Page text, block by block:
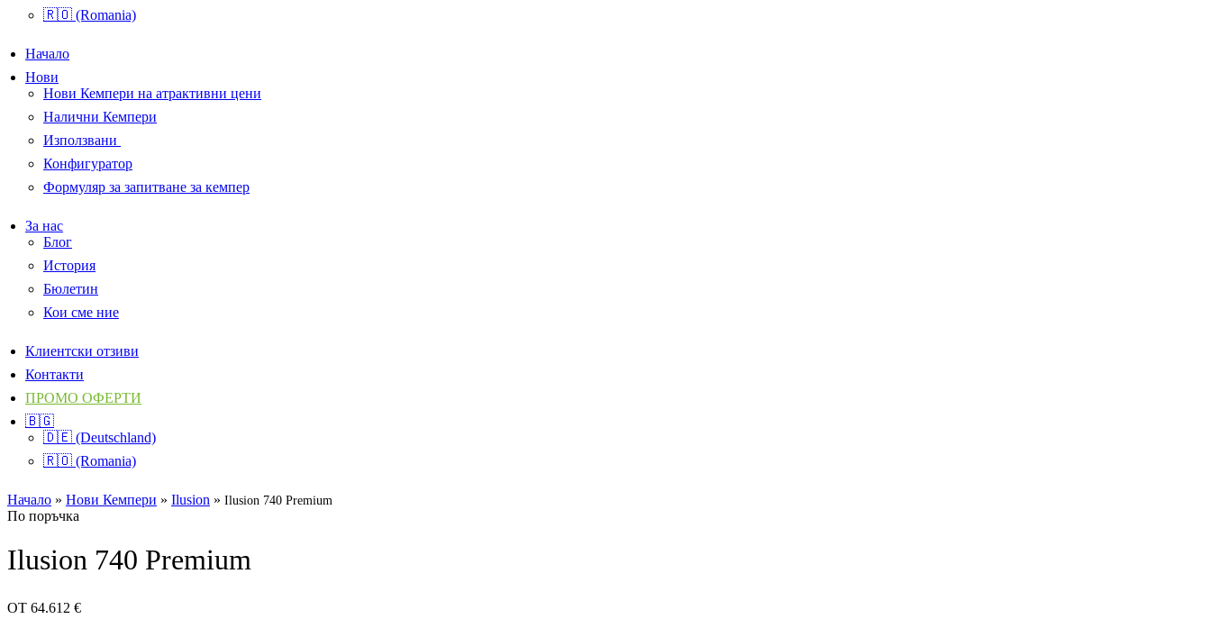
🇷🇴 (Romania)
Начало
Нови
Нови Кемпери на атрактивни цени
Налични Кемпери
Използвани
Конфигуратор
Формуляр за запитване за кемпер
За нас
Блог
История
Бюлетин
Кои сме ние
Клиентски отзиви
Контакти
ПРОМО ОФЕРТИ
🇧🇬
🇩🇪 (Deutschland)
🇷🇴 (Romania)
Начало » Нови Кемпери » Ilusion » Ilusion 740 Premium
По поръчка
Ilusion 740 Premium
ОТ 64.612 €